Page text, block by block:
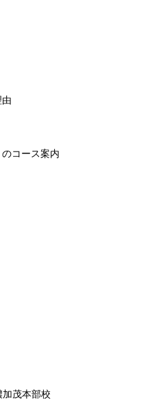
コース案内
茂本部校